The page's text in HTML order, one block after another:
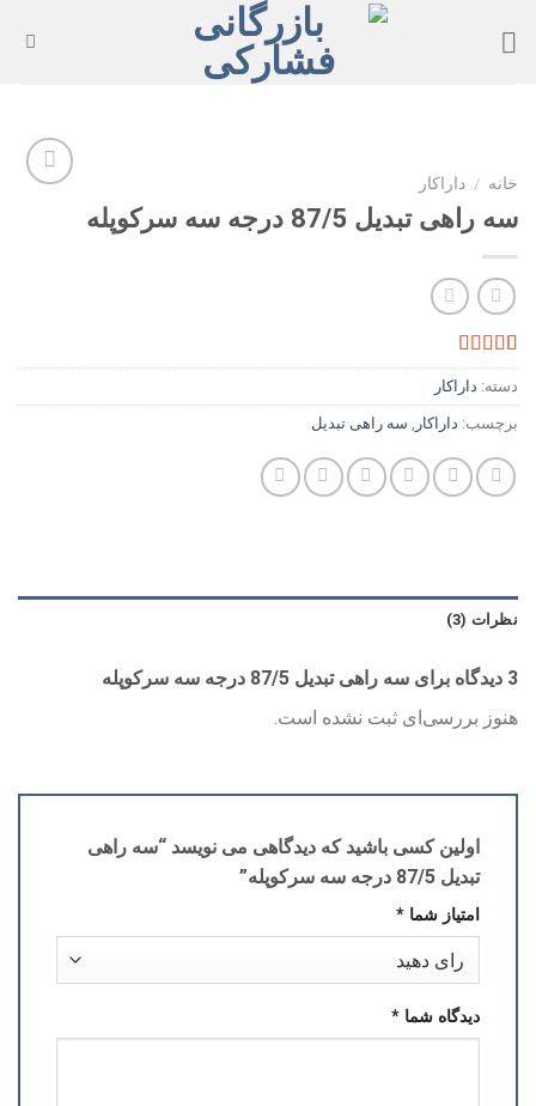
خانه / داراکار
سه راهی تبدیل 87/5 درجه سه سرکوپله
امتیازدهی
4.67از 5 در
3
امتیازدهی
مشتری
دسته: داراکار
برچسب: داراکار , سه راهی تبدیل
نظرات (3)
3 دیدگاه برای
سه راهی تبدیل 87/5 درجه سه سرکوپله
هنوز بررسی‌ای ثبت نشده است.
اولین کسی باشید که دیدگاهی می نویسد “سه راهی
تبدیل 87/5 درجه سه سرکوپله”
امتیاز شما *
دیدگاه شما *